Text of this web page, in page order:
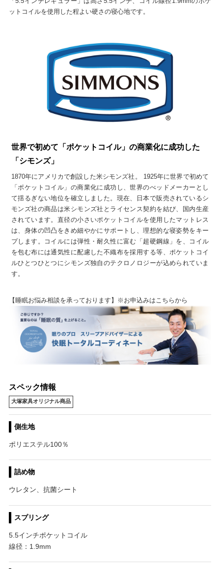
ットコイルを使用した程よい硬さの寝心地です。
世界で初めて「ポケットコイル」の商業化に成功した
「シモンズ」
1870年にアメリカで創設した米シモンズ社。 1925年に世界で初めて
「ポケットコイル」の商業化に成功し、世界のべッドメーカーとし
て揺るぎない地位を確立しました。現在、日本で販売されているシ
モンズ社の商品は米シモンズ社とライセンス契約を結び、国内生産
されています。直径の小さいポケットコイルを使用したマットレス
は、身体の凹凸をきめ細やかにサポートし、理想的な寝姿勢をキー
プします。コイルには弾性・耐久性に富む「超硬鋼線」を、コイル
を包む布には通気性に配慮した不織布を採用する等、ポケットコイ
ルひとつひとつにシモンズ独自のテクロノロジーが込められていま
す。
【睡眠お悩み相談を承っております】※お申込みはこちらから
スペック情報
大塚家具オリジナル商品
側生地
ポリエステル100％
詰め物
ウレタン、抗菌シート
スプリング
5.5インチポケットコイル
線径：1.9mm